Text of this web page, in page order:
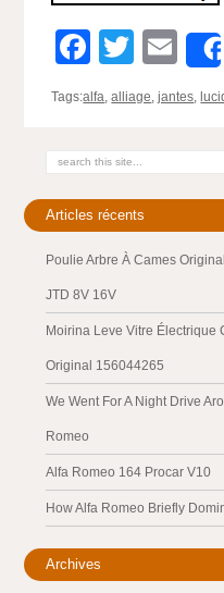
Tags:alfa,alliage,jantes,
Articles récents
Poulie Arbre À Cames
JTD 8V 16V
Moirina Leve Vitre Électrique
Original 156044265
We Went For A Night Drive
Romeo
Alfa Romeo 164 Procar V10
How Alfa Romeo Briefly
Archives